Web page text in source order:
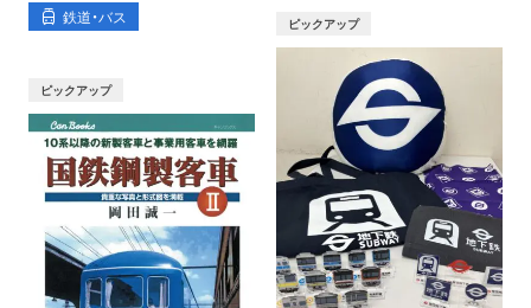
鉄道・バス
ピックアップ
ピックアップ